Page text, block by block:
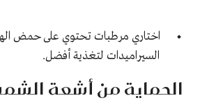
اختاري مرطبات تحتوي على حمض
السيراميدات لتغذية أفضل.
الحماية من أشعة